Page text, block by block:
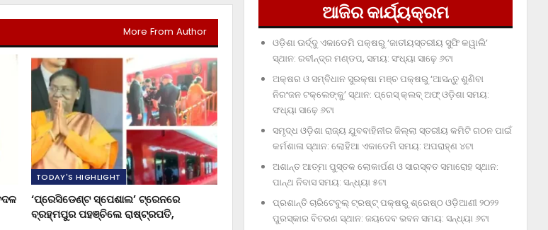
More From Author
TODAY'S HIGHLIGHT
‘ପ୍ରେସିଡେଣ୍ଟ ସ୍ପେଶାଲ’ ଟ୍ରେନରେ
ବ୍ରହ୍ମପୁର ପହଞ୍ଚିଲେ ରାଷ୍ଟ୍ରପତି,
ଆଜିର କାର୍ଯ୍ୟକ୍ରମ
ଓଡ଼ିଶା ଊର୍ଦ୍ଦୁ ଏକାଡେମି ପକ୍ଷରୁ ‘ଜାତୀୟସ୍ତରୀୟ ସୁଫି କୱାଲି’
ସ୍ଥାନ: ରବୀନ୍ଦ୍ର ମଣ୍ଡପ, ସମୟ: ସଂଧ୍ୟା ସାଢ଼େ ୬ଟା
ଅକ୍ଷର ଓ ସମ୍ବିଧାନ ସୁରକ୍ଷା ମଞ୍ଚ ପକ୍ଷରୁ ‘ଆସନ୍ତୁ ଶୁଣିବା
ନିରଂଜନ ଟକ୍‌ଲେଙ୍କୁ’ ସ୍ଥାନ: ପ୍ରେସ୍‌ କ୍ଲବ୍‌ ଅଫ୍‌ ଓଡ଼ିଶା ସମୟ:
ସଂଧ୍ୟା ସାଢ଼େ ୬ଟା
ସମୃଦ୍ଧ ଓଡ଼ିଶା ରାଜ୍ୟ ଯୁବବାହିନୀର ଜିଲ୍ଲା ସ୍ତରୀୟ କମିଟି ଗଠନ ପାଇଁ
କର୍ମଶାଳା ସ୍ଥାନ: ଲୋହିଆ ଏକାଡେମି ସମୟ: ଅପରାହ୍‌ଣ ୪ଟା
ଅଶାନ୍ତ ଆତ୍ମା ପୁସ୍ତକ ଲୋକାର୍ପଣ ଓ ସାରସ୍ବତ ସମାରୋହ ସ୍ଥାନ:
ପାନ୍ଥ ନିବାସ ସମୟ: ସନ୍ଧ୍ୟା ୫ଟା
ପ୍ରଶାନ୍ତି ଚାରିଟେବୁଲ୍‌ ଟ୍ରଷ୍ଟ୍‌ ପକ୍ଷରୁ ଶ୍ରେଷ୍ଠ ଓଡ଼ିଆଣୀ ୨୦୨୨
ପୁରସ୍କାର ବିତରଣ ସ୍ଥାନ: ଜୟଦେବ ଭବନ ସମୟ: ସନ୍ଧ୍ୟା ୬ଟା